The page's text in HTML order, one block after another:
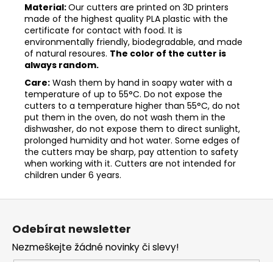
Material:Our cutters are printed on 3D printers
made of the highest quality PLA plastic with the
certificate for contact with food. It is
environmentally friendly, biodegradable, and made
of natural resoures. The color of the cutter is
always random.
Care: Wash them by hand in soapy water with a
temperature of up to 55°C. Do not expose the
cutters to a temperature higher than 55°C, do not
put them in the oven, do not wash them in the
dishwasher, do not expose them to direct sunlight,
prolonged humidity and hot water. Some edges of
the cutters may be sharp, pay attention to safety
when working with it. Cutters are not intended for
children under 6 years.
Z
Odebírat newsletter
Nezmeškejte žádné novinky či slevy!